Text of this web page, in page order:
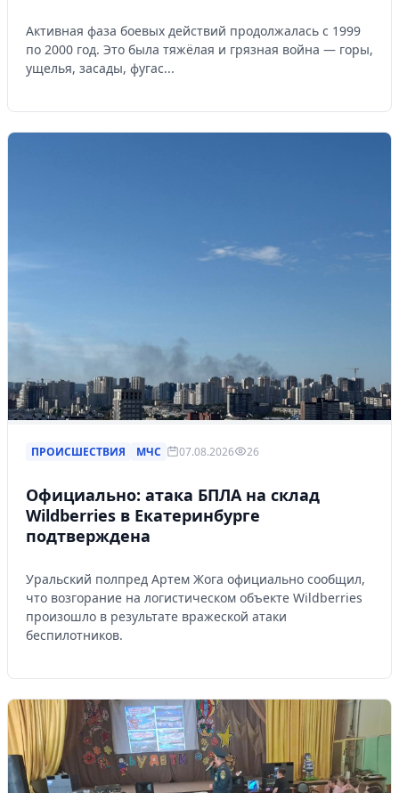
Активная фаза боевых действий продолжалась с 1999
по 2000 год. Это была тяжёлая и грязная война — горы,
ущелья, засады, фугас...
ПРОИСШЕСТВИЯ МЧС 07.08.2026 26
Официально: атака БПЛА на склад
Wildberries в Екатеринбурге
подтверждена
Уральский полпред Артем Жога официально сообщил,
что возгорание на логистическом объекте Wildberries
произошло в результате вражеской атаки
беспилотников.